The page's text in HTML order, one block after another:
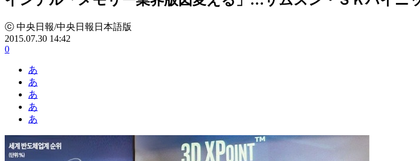
ⓒ 中央日報/中央日報日本語版
2015.07.30 14:42
0
あ
あ
あ
あ
あ